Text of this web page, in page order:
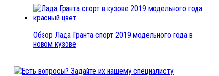
Обзор Лада Гранта спорт 2019 модельного года в
новом кузове